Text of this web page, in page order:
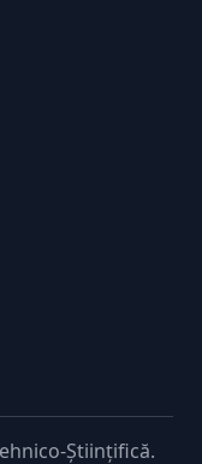
Științifică.